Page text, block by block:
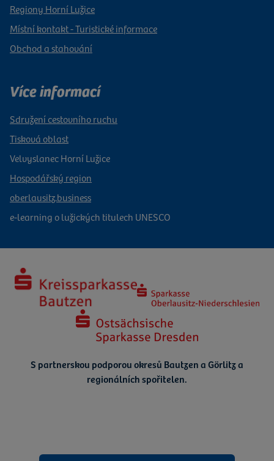
Regiony Horní Lužice
Místní kontakt - Turistické informace
Obchod a stahování
Více informací
Sdružení cestovního ruchu
Tisková oblast
Velvyslanec Horní Lužice
Hospodářský region
oberlausitz.business
e-learning o lužických titulech UNESCO
S partnerskou podporou okresů Bautzen a Görlitz a
regionálních spořitelen.